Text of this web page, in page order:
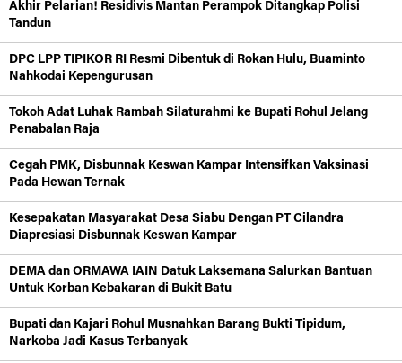
Akhir Pelarian! Residivis Mantan Perampok Ditangkap Polisi
Tandun
DPC LPP TIPIKOR RI Resmi Dibentuk di Rokan Hulu, Buaminto
Nahkodai Kepengurusan
Tokoh Adat Luhak Rambah Silaturahmi ke Bupati Rohul Jelang
Penabalan Raja
Cegah PMK, Disbunnak Keswan Kampar Intensifkan Vaksinasi
Pada Hewan Ternak
Kesepakatan Masyarakat Desa Siabu Dengan PT Cilandra
Diapresiasi Disbunnak Keswan Kampar
DEMA dan ORMAWA IAIN Datuk Laksemana Salurkan Bantuan
Untuk Korban Kebakaran di Bukit Batu
Bupati dan Kajari Rohul Musnahkan Barang Bukti Tipidum,
Narkoba Jadi Kasus Terbanyak